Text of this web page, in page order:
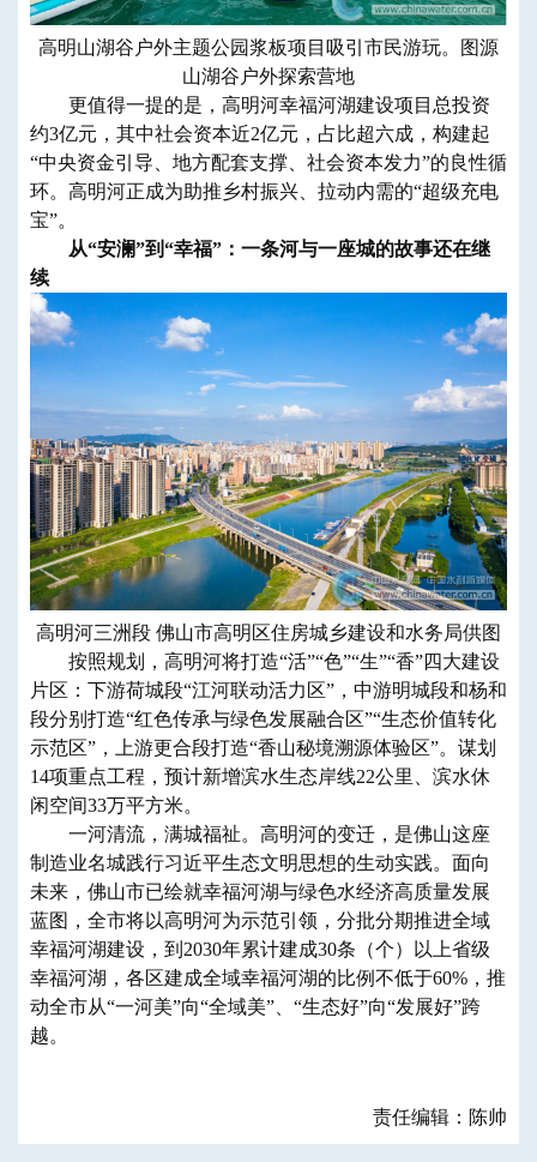
高明山湖谷户外主题公园浆板项目吸引市民游玩。图源
山湖谷户外探索营地
更值得一提的是，高明河幸福河湖建设项目总投资
约3亿元，其中社会资本近2亿元，占比超六成，构建起
“中央资金引导、地方配套支撑、社会资本发力”的良性循
环。高明河正成为助推乡村振兴、拉动内需的“超级充电
宝”。
从“安澜”到“幸福”：一条河与一座城的故事还在继
续
高明河三洲段 佛山市高明区住房城乡建设和水务局供图
按照规划，高明河将打造“活”“色”“生”“香”四大建设
片区：下游荷城段“江河联动活力区”，中游明城段和杨和
段分别打造“红色传承与绿色发展融合区”“生态价值转化
示范区”，上游更合段打造“香山秘境溯源体验区”。谋划
14项重点工程，预计新增滨水生态岸线22公里、滨水休
闲空间33万平方米。
一河清流，满城福祉。高明河的变迁，是佛山这座
制造业名城践行习近平生态文明思想的生动实践。面向
未来，佛山市已绘就幸福河湖与绿色水经济高质量发展
蓝图，全市将以高明河为示范引领，分批分期推进全域
幸福河湖建设，到2030年累计建成30条（个）以上省级
幸福河湖，各区建成全域幸福河湖的比例不低于60%，推
动全市从“一河美”向“全域美”、“生态好”向“发展好”跨
越。
责任编辑：陈帅